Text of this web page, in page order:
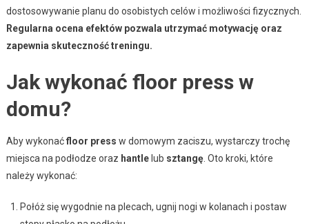
dostosowywanie planu do osobistych celów i możliwości fizycznych.
Regularna ocena efektów pozwala utrzymać motywację oraz
zapewnia skuteczność treningu.
Jak wykonać floor press w
domu?
Aby wykonaćfloor press w domowym zaciszu, wystarczy trochę
miejsca na podłodze oraz hantlelub sztangę. Oto kroki, które
należy wykonać:
Połóż się wygodnie na plecach, ugnij nogi w kolanach i postaw